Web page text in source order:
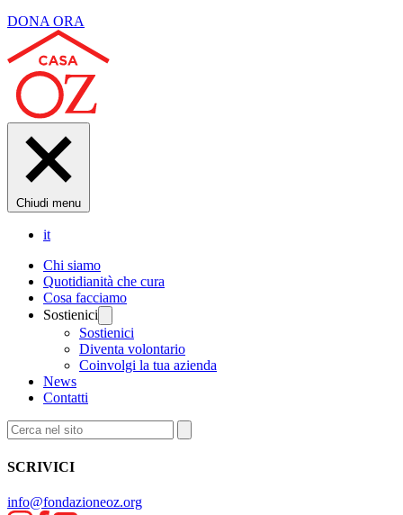
DONA ORA
Chiudi menu
it
Chi siamo
Quotidianità che cura
Cosa facciamo
Sostienici
Sostienici
Diventa volontario
Coinvolgi la tua azienda
News
Contatti
SCRIVICI
info@fondazioneoz.org